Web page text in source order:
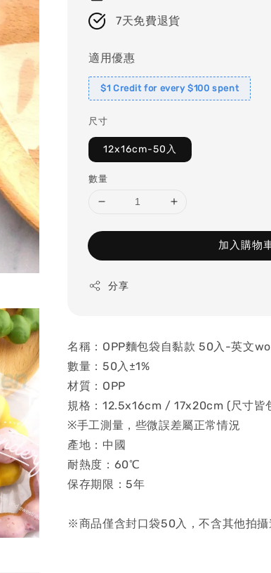
7天免費退貨
適用優惠
$1 Credit for every $100 spent
尺寸
12x16cm-50入
數量
加入購物
分享
名稱：OPP麵包袋自黏款 50入-英文
數量：50入±1%
材質：OPP
規格：12.5x16cm / 17x20cm (尺寸皆
※手工測量，些微誤差屬正常情況
產地：中國
耐熱度：60℃
保存期限：5年
※商品僅含封口袋50入，不含其他拍攝